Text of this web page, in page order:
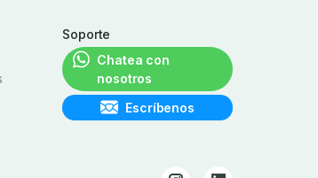
Soporte
Chatea con
nosotros
Escríbenos